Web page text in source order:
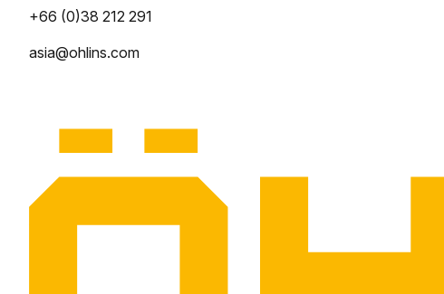
+66 (0)38 212 291
asia@ohlins.com